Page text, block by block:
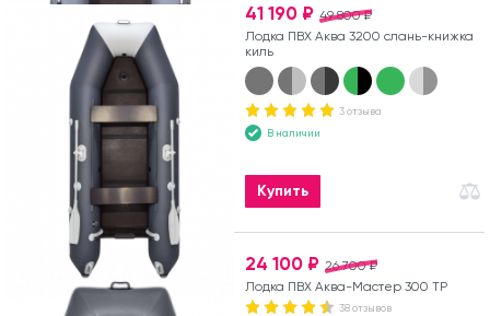
49 800 ₽
41 190 ₽
Лодка ПВХ Аква 3200 слань-книжка
киль
3 отзыва
В наличии
Купить
26 700 ₽
24 100 ₽
Лодка ПВХ Аква-Мастер 300 ТР
38 отзывов